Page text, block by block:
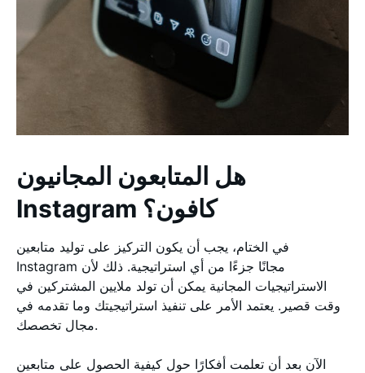
هل المتابعون المجانيون
Instagram كافون؟
في الختام، يجب أن يكون التركيز على توليد متابعين
Instagram مجانًا جزءًا من أي استراتيجية. ذلك لأن
الاستراتيجيات المجانية يمكن أن تولد ملايين المشتركين في
وقت قصير. يعتمد الأمر على تنفيذ استراتيجيتك وما تقدمه في
مجال تخصصك.
الآن بعد أن تعلمت أفكارًا حول كيفية الحصول على متابعين